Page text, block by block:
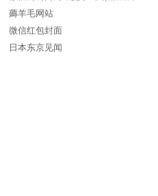
薅羊毛网站
微信红包封面
日本东京见闻